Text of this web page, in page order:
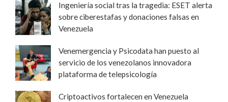
Ingeniería social tras la tragedia: ESET alerta
sobre ciberestafas y donaciones falsas en
Venezuela
Venemergencia y Psicodata han puesto al
servicio de los venezolanos innovadora
plataforma de telepsicología
Criptoactivos fortalecen en Venezuela